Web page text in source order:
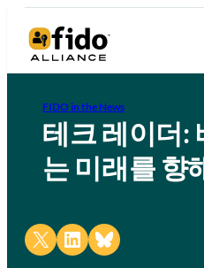
FIDO in the News
테크 레이더:
는 미래를 향
Share on X Share on LinkedIn
Share on Bluesky